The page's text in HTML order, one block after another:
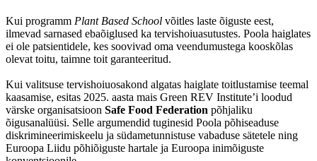
Kui programm Plant Based School võitles laste õiguste eest,
ilmevad sarnased ebaõiglused ka tervishoiuasutustes. Poola haiglates
ei ole patsientidele, kes soovivad oma veendumustega kooskõlas
olevat toitu, taimne toit garanteeritud.
Kui valitsuse tervishoiuosakond algatas haiglate toitlustamise teemal
kaasamise, esitas 2025. aasta mais Green REV Institute’i loodud
värske organisatsioon Safe Food Federation põhjaliku
õigusanalüüsi. Selle argumendid tuginesid Poola põhiseaduse
diskrimineerimiskeelu ja südametunnistuse vabaduse sätetele ning
Euroopa Liidu põhiõiguste hartale ja Euroopa inimõiguste